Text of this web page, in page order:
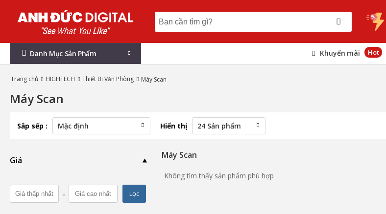
Danh Mục Sản Phẩm Khuyến mãi Hot
Trang chủ HIGHTECH Thiết Bị Văn Phòng Máy Scan
Máy Scan
Sắp sếp : Hiển thị
Giá
- Lọc
Máy Scan
Không tìm thấy sản phẩm phù hợp